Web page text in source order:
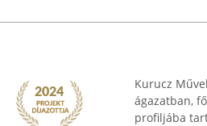
Kurucz
ágazatban,
profiljába